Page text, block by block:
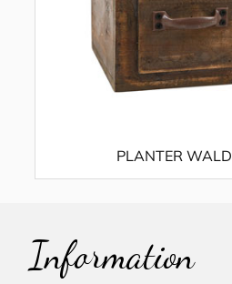
PLANTER WALD
Information